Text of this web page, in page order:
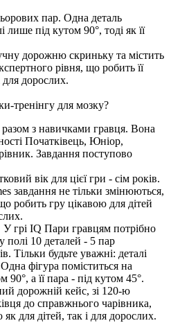
пар. Одна деталь
лише під кутом 90°, тоді як її
дорожню скриньку та містить
рівня, що робить її
для дорослих.
тренінгу для мозку?
з навичками гравця. Вона
Початківець, Юніор,
Завдання поступово
вік для цієї гри - сім років.
завдання не тільки змінюються,
робить гру цікавою для дітей
У грі IQ Пари гравцям потрібно
полі 10 деталей - 5 пар
Тільки будьте уважні: деталі
фігура поміститься на
90°, а її пара - під кутом 45°.
дорожній кейс, зі 120-ю
до справжнього чарівника,
для дітей, так і для дорослих.